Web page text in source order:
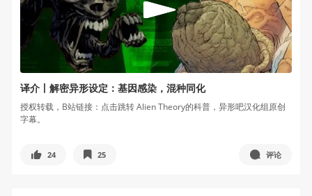
译介丨解密异形设定：基因感染，混种同化
授权转载，B站链接：点击跳转 Alien Theory的科普，异形吧汉化组原创
字幕。
24 25 评论